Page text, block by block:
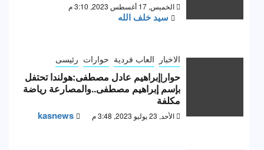
الخميس, 17 أغسطس 2023, 3:10 م
سيد خلف الله
الاخبار العاب فردية حوارات رئيسى
حوار|إبراهيم عادل مصطفى:هولندا تحتفل
بإسم إبراهيم مصطفى..والمصارعة رياضة
مكلفة
الأحد, 23 يوليو 2023, 3:48 م kasnews